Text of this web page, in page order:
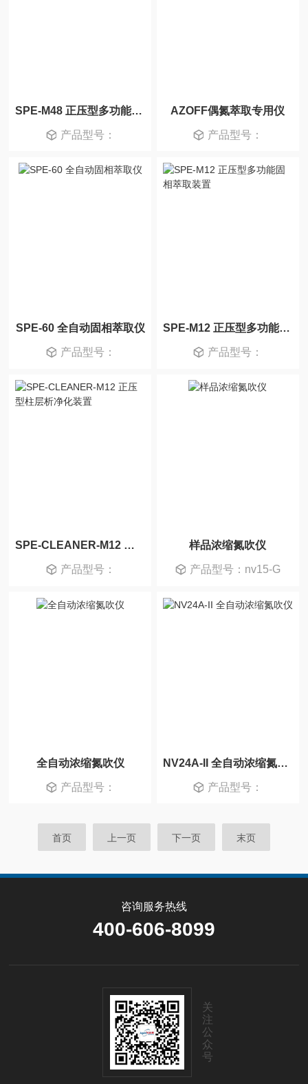
SPE-M48 正压型多功能固相萃取装置
产品型号：
AZOFF偶氮萃取专用仪
产品型号：
SPE-60 全自动固相萃取仪
产品型号：
SPE-M12 正压型多功能固相萃取装置
产品型号：
SPE-CLEANER-M12 正压型柱层析净化装置
产品型号：
样品浓缩氮吹仪
产品型号：nv15-G
全自动浓缩氮吹仪
产品型号：
NV24A-II 全自动浓缩氮吹仪
产品型号：
首页 上一页 下一页 末页
咨询服务热线
400-606-8099
关
注
公
众
号